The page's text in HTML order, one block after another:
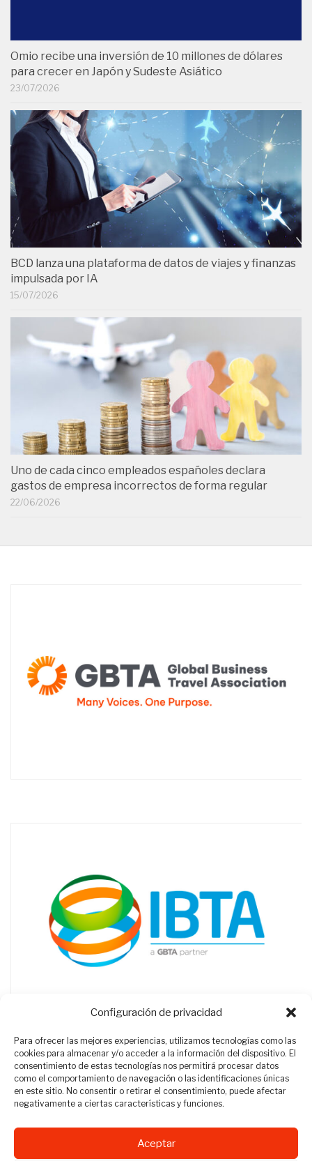
Configuración de privacidad
Para ofrecer las mejores experiencias, utilizamos tecnologías como las
cookies para almacenar y/o acceder a la información del dispositivo. El
consentimiento de estas tecnologías nos permitirá procesar datos
como el comportamiento de navegación o las identificaciones únicas
en este sitio. No consentir o retirar el consentimiento, puede afectar
negativamente a ciertas características y funciones.
Aceptar
Omio recibe una inversión de 10 millones de dólares
para crecer en Japón y Sudeste Asiático
23/07/2026
BCD lanza una plataforma de datos de viajes y finanzas
impulsada por IA
15/07/2026
Uno de cada cinco empleados españoles declara
gastos de empresa incorrectos de forma regular
22/06/2026